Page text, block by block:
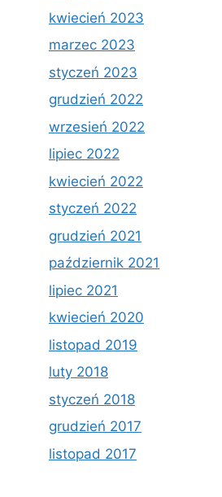
kwiecień 2023
marzec 2023
styczeń 2023
grudzień 2022
wrzesień 2022
lipiec 2022
kwiecień 2022
styczeń 2022
grudzień 2021
październik 2021
lipiec 2021
kwiecień 2020
listopad 2019
luty 2018
styczeń 2018
grudzień 2017
listopad 2017